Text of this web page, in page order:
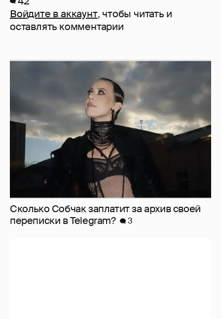
Войдите в аккаунт, чтобы читать и
оставлять комментарии
Сколько Собчак заплатит за архив своей
перeписки в Telegram?
3